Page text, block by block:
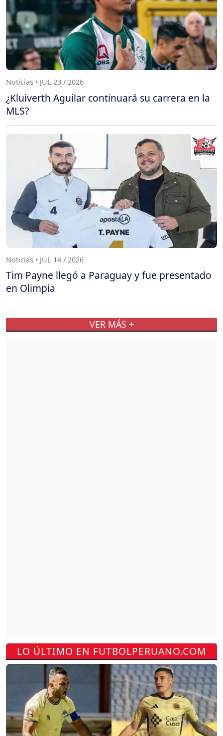
LO ÚLTIMO EN FUTBOLPERUANO.COM
Noticias • JUL 23 / 2026
¿Kluiverth Aguilar continuará su carrera en la
MLS?
Noticias • JUL 14 / 2026
Tim Payne llegó a Paraguay y fue presentado
en Olimpia
VER MÁS +